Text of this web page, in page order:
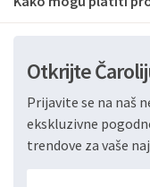
Otkrijte
Prijavite se na naš
ekskluzivne
trendove za vaše